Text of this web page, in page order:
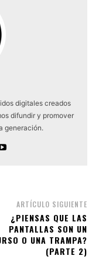
digitales creados
difundir y promover
generación.
ARTÍCULO SIGUIENTE
¿PIENSAS QUE LAS
PANTALLAS SON UN
O UNA TRAMPA?
(PARTE 2)